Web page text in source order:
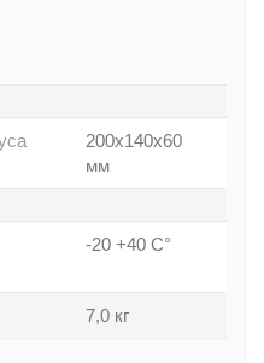
200x140x60
мм
-20 +40 С°
7,0 кг